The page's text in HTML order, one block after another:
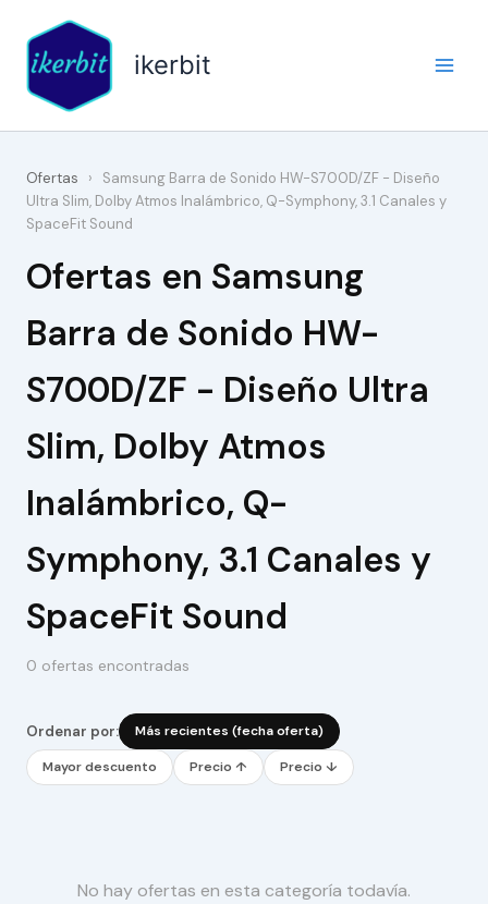
contenido
ikerbit
Ofertas ›
Samsung Barra de Sonido HW-S700D/ZF - Diseño
Ultra Slim, Dolby Atmos Inalámbrico, Q-Symphony, 3.1 Canales y
SpaceFit Sound
Ofertas en Samsung
Barra de Sonido HW-
S700D/ZF - Diseño Ultra
Slim, Dolby Atmos
Inalámbrico, Q-
Symphony, 3.1 Canales y
SpaceFit Sound
0 ofertas encontradas
Ordenar por: Más recientes (fecha oferta)
Mayor descuento Precio ↑ Precio ↓
No hay ofertas en esta categoría todavía.